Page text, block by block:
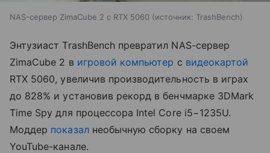
NAS-сервер ZimaCube 2 с RTX 5060 источник: TrashBench
Энтузиаст TrashBench превратил NAS-сервер
ZimaCube 2 в игровой компьютер с видеокартой
RTX 5060, увеличив производительность в играх
до 828% и установив рекорд в бенчмарке 3DMark
Time Spy для процессора Intel Core i5−1235U.
Моддер показалнеобычную сборку на своем
YouTube-канале.